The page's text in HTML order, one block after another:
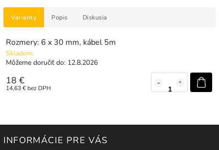
Varianty Popis Diskusia
Rozmery: 6 x 30 mm, kábel 5m
Skladom
Môžeme doručiť do: 12.8.2026
18 €
14,63 € bez DPH
INFORMÁCIE PRE VÁS